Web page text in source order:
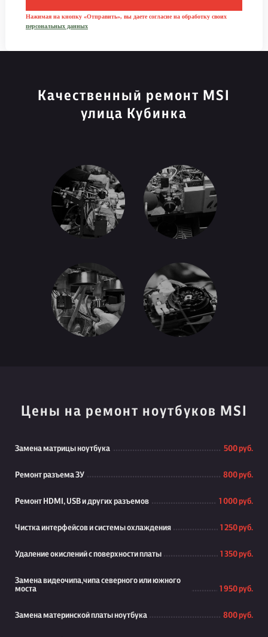
Нажимая на кнопку «Отправить», вы даете согласие на обработку своих
персональных данных
Качественный ремонт MSI
улица Кубинка
Цены на ремонт ноутбуков MSI
Замена матрицы ноутбука 500 руб.
Ремонт разъема ЗУ 800 руб.
Ремонт HDMI, USB и других разъемов 1 000 руб.
Чистка интерфейсов и системы охлаждения 1 250 руб.
Удаление окислений с поверхности платы 1 350 руб.
Замена видеочипа,чипа северного или южного
моста
1 950 руб.
Замена материнской платы ноутбука 800 руб.